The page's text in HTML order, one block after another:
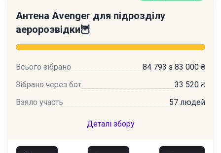
Антена Avenger для підрозділу
аеророзвідки🦉
Всього зібрано
84 793 з 83 000 ₴
Зібрано через бот
33 520 ₴
Взяло участь
57 людей
Деталі збору